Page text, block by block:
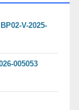
V-2025-
005053